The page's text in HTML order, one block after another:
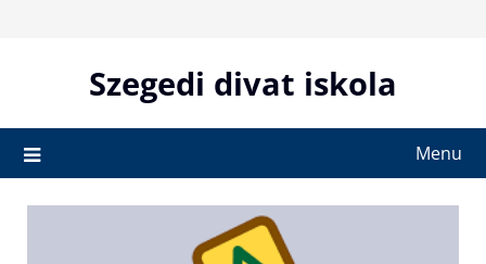
Szegedi divat iskola
Menu